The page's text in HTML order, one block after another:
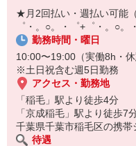
自宅に居ながらスマホでカ
オンライン面談なのでスピ
★月2回払い・週払い可能
゜・。○。・゜+゜・。○。
勤務時間・曜日
10:00〜19:00（実働8h・休
※土日祝含む週5日勤務
アクセス・勤務地
「稲毛」駅より徒歩4分
「京成稲毛」駅より徒歩7
千葉県千葉市稲毛区の携帯
待遇